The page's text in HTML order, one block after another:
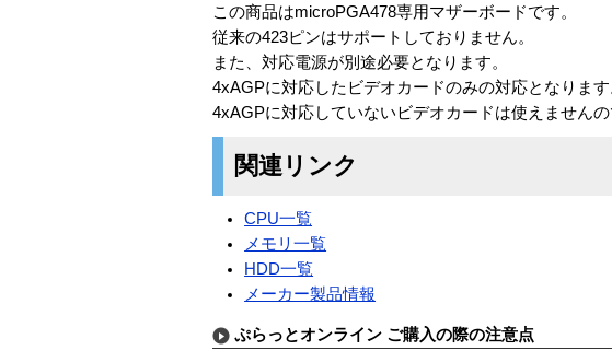
この商品はmicroPGA478専用マザーボードです。
従来の423ピンはサポートしておりません。
また、対応電源が別途必要となります。
4xAGPに対応したビデオカードのみの対応となります
4xAGPに対応していないビデオカードは使えませんの
関連リンク
CPU一覧
メモリ一覧
HDD一覧
メーカー製品情報
ぷらっとオンライン ご購入の際の注意点